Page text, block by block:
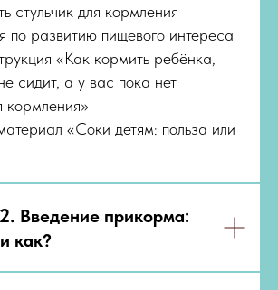
стульчик для кормления
по развитию пищевого интереса
«Как кормить ребёнка,
сидит, а у вас пока нет
кормления»
«Соки детям: польза или
Введение прикорма:
как?